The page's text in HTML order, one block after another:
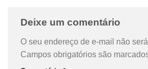
Deixe um comentário
O seu endereço de e-mail não
Campos obrigatórios são